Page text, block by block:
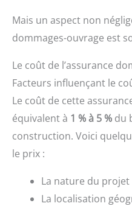
Mais un aspect non
dommages-ouvrage est
Le coût de l’assurance
Facteurs influençant le
Le coût de cette
équivalent à 1 % à 5 % du
construction. Voici
le prix :
La nature du projet
La localisation